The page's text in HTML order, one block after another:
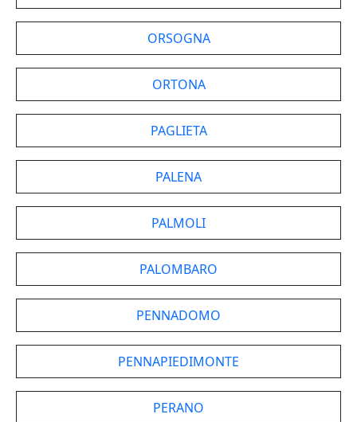
ORSOGNA
ORTONA
PAGLIETA
PALENA
PALMOLI
PALOMBARO
PENNADOMO
PENNAPIEDIMONTE
PERANO